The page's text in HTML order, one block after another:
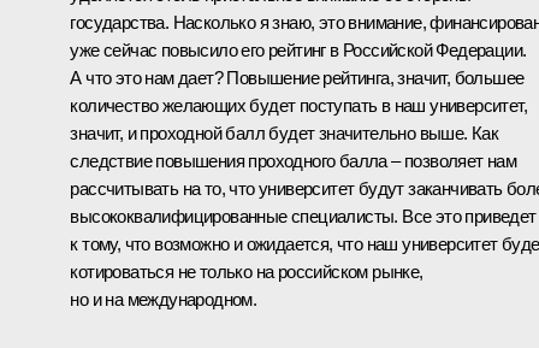
государства. Насколько я знаю, это внимание,
уже сейчас повысило его рейтинг в Российской Федерации.
А что это нам дает? Повышение рейтинга, значит, большее
количество желающих будет поступать в наш университет,
значит, и проходной балл будет значительно выше. Как
следствие повышения проходного балла – позволяет нам
рассчитывать на то, что университет будут заканчивать
высококвалифицированные специалисты. Все это приведет
к тому, что возможно и ожидается, что наш университет
котироваться не только на российском рынке,
но и на международном.